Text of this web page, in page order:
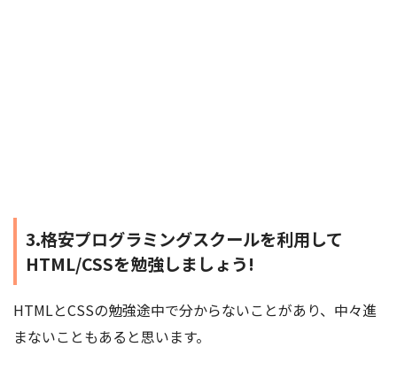
3.格安プログラミングスクールを利用して
HTML/CSSを勉強しましょう!
HTMLとCSSの勉強途中で分からないことがあり、中々進
まないこともあると思います。